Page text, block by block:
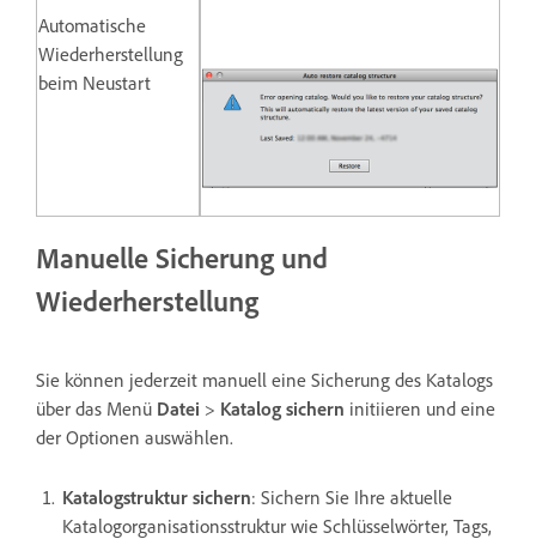
Automatische
Wiederherstellung
beim Neustart
Manuelle Sicherung und
Wiederherstellung
Sie können jederzeit manuell eine Sicherung des Katalogs
über das Menü Datei > Katalog sichern initiieren und eine
der Optionen auswählen.
Katalogstruktur sichern: Sichern Sie Ihre aktuelle
Katalogorganisationsstruktur wie Schlüsselwörter, Tags,